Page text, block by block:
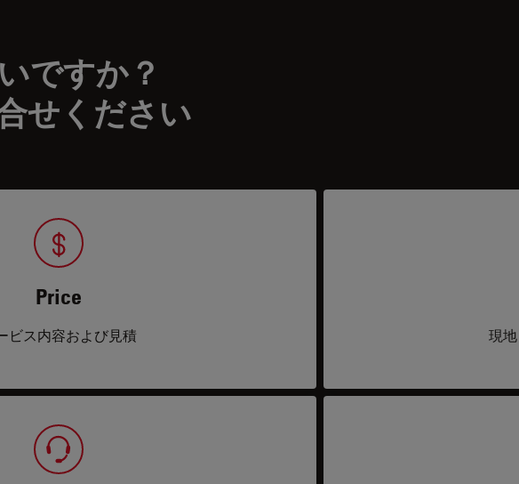
ですか？
せください
Price
ビス内容および見積 現